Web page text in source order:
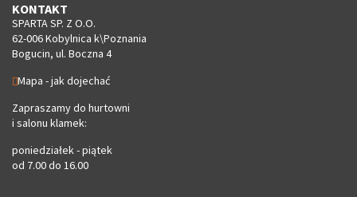
KONTAKT
SPARTA SP. Z O.O.
62-006 Kobylnica k\Poznania
Bogucin, ul. Boczna 4
Mapa - jak dojechać
Zapraszamy do hurtowni
i salonu klamek:
poniedziałek - piątek
od 7.00 do 16.00